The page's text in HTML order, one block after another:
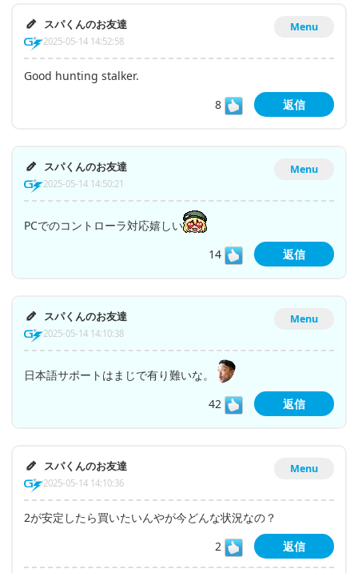
Menu
スパくんのお友達
2025-05-14 14:52:58
Good hunting stalker.
8
返信
Menu
スパくんのお友達
2025-05-14 14:50:21
PCでのコントローラ対応嬉しい
14
返信
Menu
スパくんのお友達
2025-05-14 14:10:38
日本語サポートはまじで有り難いな。
42
返信
Menu
スパくんのお友達
2025-05-14 14:10:36
2が安定したら買いたいんやが今どんな状況なの？
2
返信